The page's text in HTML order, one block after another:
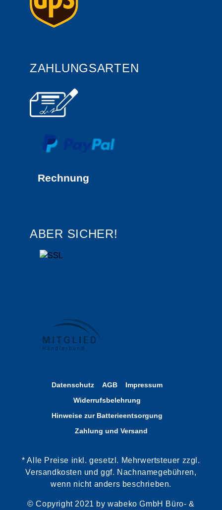
ZAHLUNGSARTEN
Rechnung
ABER SICHER!
Datenschutz AGB
Impressum
Widerrufsbelehrung
Hinweise zur Batterieentsorgung
Zahlung und Versand
* Alle Preise inkl. gesetzl. Mehrwertsteuer zzgl.
Versandkosten und ggf. Nachnamegebühren,
wenn nicht anders beschrieben.
© Copyright 2021 by wabeko GmbH Büro- &